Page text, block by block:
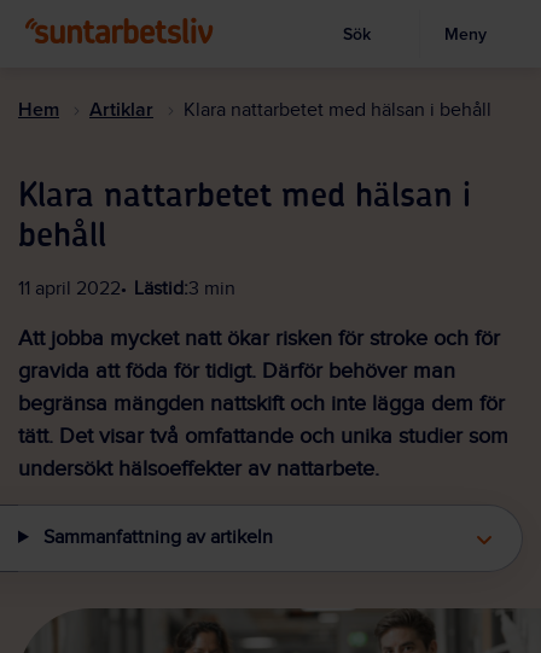
till
Visa sökruta
Sök Meny
Hem Artiklar Klara nattarbetet med hälsan i behåll
Klara nattarbetet med hälsan i
behåll
11 april 2022 Lästid:3 min
Att jobba mycket natt ökar risken för stroke och för
gravida att föda för tidigt. Därför behöver man
begränsa mängden nattskift och inte lägga dem för
tätt. Det visar två omfattande och unika studier som
undersökt hälsoeffekter av nattarbete.
Sammanfattning av artikeln